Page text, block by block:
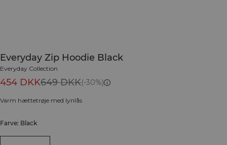
Everyday Zip Hoodie Black
Everyday Collection
454 DKK649 DKK(-30%)
Varm hættetrøje med lynlås
Farve: Black